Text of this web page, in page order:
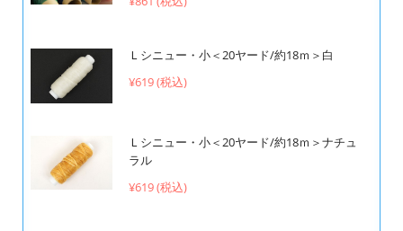
Ｌシニュー・小＜20ヤード/約18ｍ＞白
¥619 (税込)
Ｌシニュー・小＜20ヤード/約18ｍ＞ナチュ
ラル
¥619 (税込)